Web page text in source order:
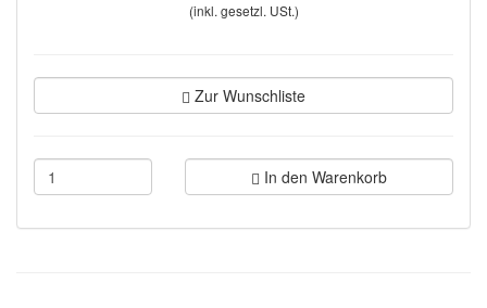
(inkl. gesetzl. USt.)
Zur Wunschliste
In den Warenkorb